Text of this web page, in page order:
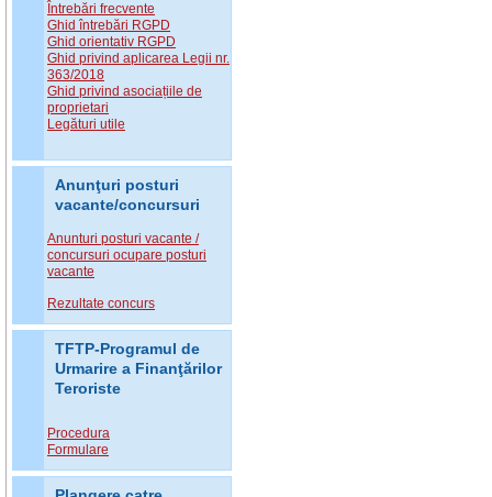
Întrebări frecvente
Ghid întrebări RGPD
Ghid orientativ RGPD
Ghid privind aplicarea Legii nr.
363/2018
Ghid privind asociațiile de
proprietari
Legături utile
Anunţuri posturi
vacante/concursuri
Anunturi posturi vacante /
concursuri ocupare posturi
vacante
Rezultate concurs
TFTP-Programul de
Urmarire a Finanţărilor
Teroriste
Procedura
Formulare